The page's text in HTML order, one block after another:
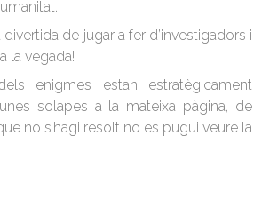
de jugar a fer d’investigadors i
la vegada!
enigmes estan estratègicament
solapes a la mateixa pàgina, de
no s’hagi resolt no es pugui veure la